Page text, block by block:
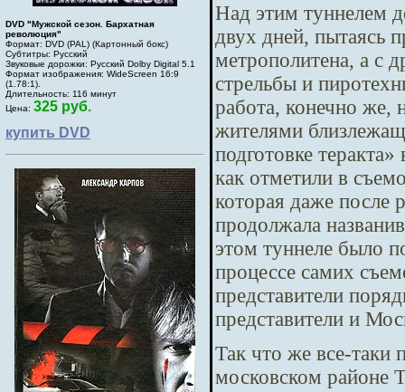
DVD "Мужской сезон. Бархатная
революция"
Формат: DVD (PAL) (Картонный бокс)
Субтитры: Русский
Звуковые дорожки: Русский Dolby Digital 5.1
Формат изображения: WideScreen 16:9
(1.78:1).
Длительность: 116 минут
Цена: 325 руб.
купить DVD
Над этим туннелем
двух дней, пытаясь
метрополитена, а с
стрельбы и
работа, конечно же,
жителями
подготовке
как отметили в
которая даже после
продолжала
этом туннеле было
процессе самих
представители
представители и
Так что же все-таки
московском районе